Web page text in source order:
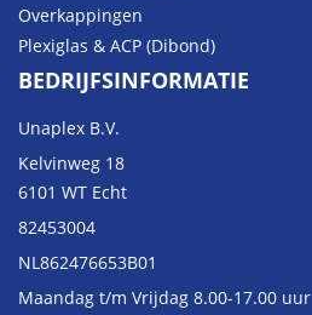
Overkappingen
Plexiglas & ACP (Dibond)
BEDRIJFSINFORMATIE
Unaplex B.V.
Kelvinweg 18
6101 WT Echt
82453004
NL862476653B01
Maandag t/m Vrijdag 8.00-17.00 uur